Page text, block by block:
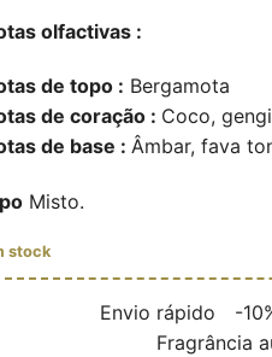
olfactivas :
de topo : Bergamota
de coração : Coco,
de base : Âmbar, fava
Misto.
stock
Envio rápido -
Fragrância